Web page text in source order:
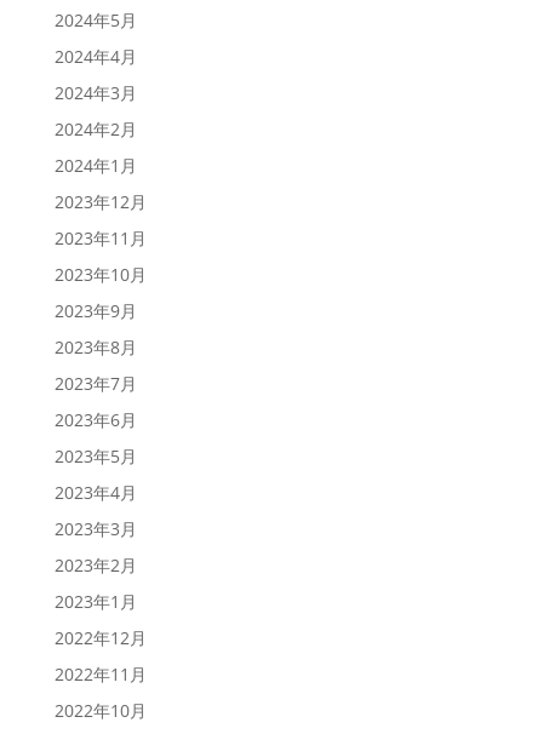
2024年5月
2024年4月
2024年3月
2024年2月
2024年1月
2023年12月
2023年11月
2023年10月
2023年9月
2023年8月
2023年7月
2023年6月
2023年5月
2023年4月
2023年3月
2023年2月
2023年1月
2022年12月
2022年11月
2022年10月